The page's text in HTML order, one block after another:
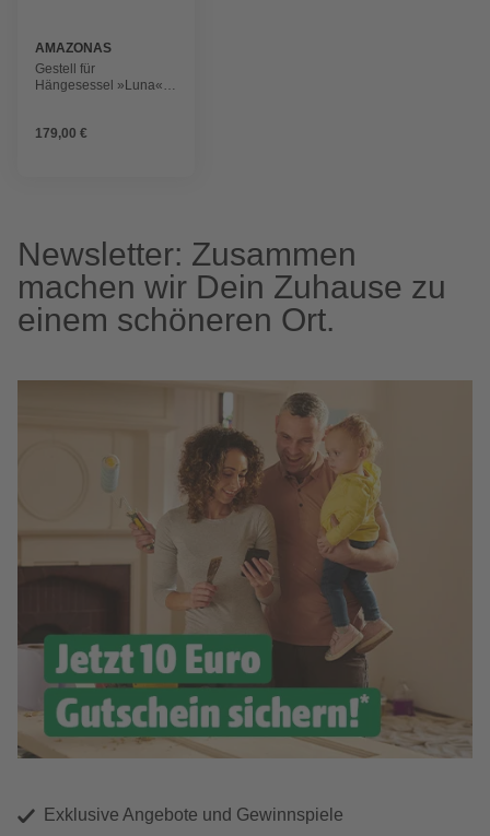
AMAZONAS
Gestell für
Hängesessel »Luna«,
179,00 €
Newsletter: Zusammen
machen wir Dein Zuhause zu
einem schöneren Ort.
Exklusive Angebote und Gewinnspiele